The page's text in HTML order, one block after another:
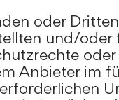
oder
und/
Anbieter im